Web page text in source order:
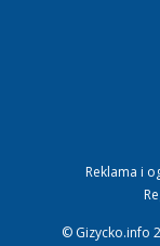
Reklama i
© Gizycko.info